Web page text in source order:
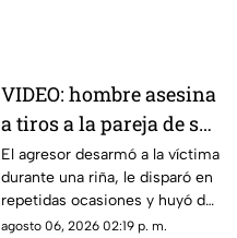
VIDEO: hombre asesina
a tiros a la pareja de su
ex tras pelea en rodeo
El agresor desarmó a la víctima
durante una riña, le disparó en
repetidas ocasiones y huyó de
la escena.
agosto 06, 2026 02:19 p. m.